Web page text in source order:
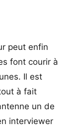
peut enfin
font courir à
Il est
à fait
un de
interviewer